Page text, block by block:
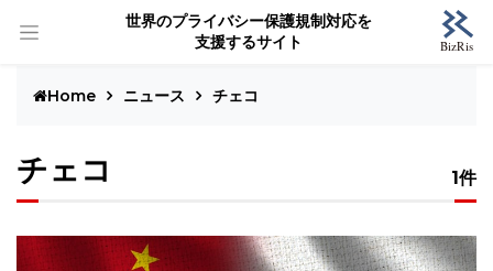
世界のプライバシー保護規制対応を
支援するサイト
Home ニュース チェコ
チェコ 1件